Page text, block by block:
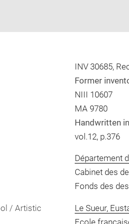
INV 30685,
Former
NIII 10607
MA 9780
Handwritten
vol.12, p.376
Département
Cabinet des
Fonds des
/ Artistic
Le Sueur,
Ecole